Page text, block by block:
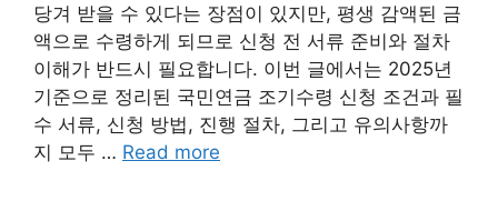
당겨 받을 수 있다는 장점이 있지만, 평생 감액된 금
액으로 수령하게 되므로 신청 전 서류 준비와 절차
이해가 반드시 필요합니다. 이번 글에서는 2025년
기준으로 정리된 국민연금 조기수령 신청 조건과 필
수 서류, 신청 방법, 진행 절차, 그리고 유의사항까
지 모두 … Read more